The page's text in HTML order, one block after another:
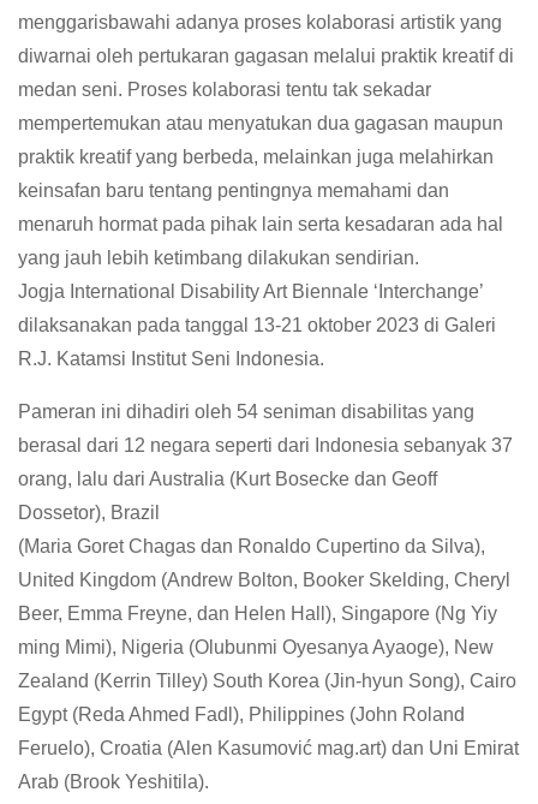
menggarisbawahi adanya proses kolaborasi artistik yang
diwarnai oleh pertukaran gagasan melalui praktik kreatif di
medan seni. Proses kolaborasi tentu tak sekadar
mempertemukan atau menyatukan dua gagasan maupun
praktik kreatif yang berbeda, melainkan juga melahirkan
keinsafan baru tentang pentingnya memahami dan
menaruh hormat pada pihak lain serta kesadaran ada hal
yang jauh lebih ketimbang dilakukan sendirian.
Jogja International Disability Art Biennale ‘Interchange’
dilaksanakan pada tanggal 13-21 oktober 2023 di Galeri
R.J. Katamsi Institut Seni Indonesia.
Pameran ini dihadiri oleh 54 seniman disabilitas yang
berasal dari 12 negara seperti dari Indonesia sebanyak 37
orang, lalu dari Australia (Kurt Bosecke dan Geoff
Dossetor), Brazil
(Maria Goret Chagas dan Ronaldo Cupertino da Silva),
United Kingdom (Andrew Bolton, Booker Skelding, Cheryl
Beer, Emma Freyne, dan Helen Hall), Singapore (Ng Yiy
ming Mimi), Nigeria (Olubunmi Oyesanya Ayaoge), New
Zealand (Kerrin Tilley) South Korea (Jin-hyun Song), Cairo
Egypt (Reda Ahmed Fadl), Philippines (John Roland
Feruelo), Croatia (Alen Kasumović mag.art) dan Uni Emirat
Arab (Brook Yeshitila).